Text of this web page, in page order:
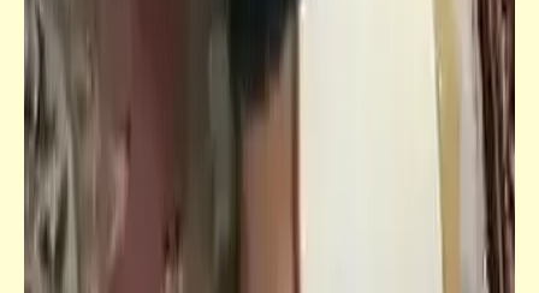
الكلب ده شكله بيحب جديد